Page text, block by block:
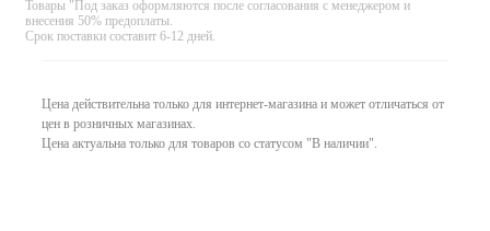
Товары "Под заказ оформляются после согласования с менеджером и
внесения 50% предоплаты.
Срок поставки составит 6-12 дней.
Цена действительна только для интернет-магазина и может отличаться от
цен в розничных магазинах.
Цена актуальна только для товаров со статусом "В наличии".